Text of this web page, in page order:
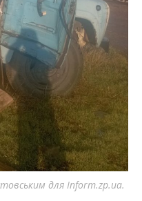
для Inform.zp.ua.